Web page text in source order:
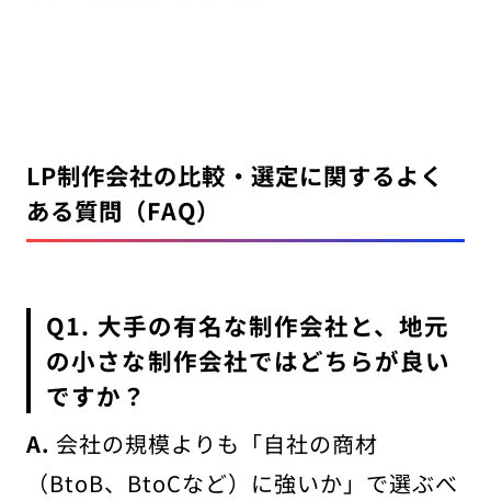
LP制作会社の比較・選定に関するよく
ある質問（FAQ）
Q1. 大手の有名な制作会社と、地元
の小さな制作会社ではどちらが良い
ですか？
A. 会社の規模よりも「自社の商材
（BtoB、BtoCなど）に強いか」で選ぶべ